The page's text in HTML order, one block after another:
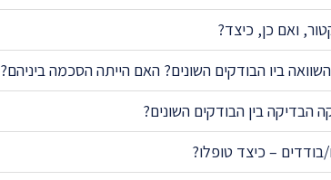
ואם כן, כיצד?
ביו הבודקים השונים? האם הייתה הסכמה ביניהם?
הבדיקה בין הבודקים השונים?
– כיצד טופלו?